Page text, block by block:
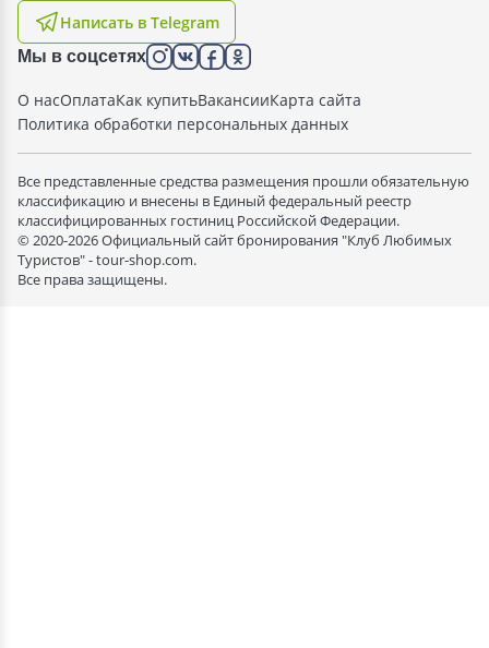
Написать в Telegram
Мы в соцсетях
О насОплатаКак купитьВакансииКарта сайта
Политика обработки персональных данных
Все представленные средства размещения прошли обязательную
классификацию и внесены в Единый федеральный реестр
классифицированных гостиниц Российской Федерации.
© 2020-2026 Официальный сайт бронирования "Клуб Любимых
Туристов" - tour-shop.com.
Все права защищены.